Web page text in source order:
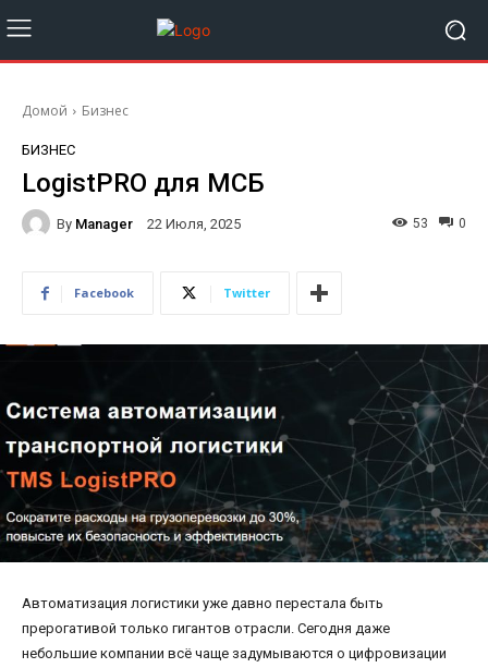
Домой Бизнес
БИЗНЕС
LogistPRO для МСБ
By Manager 22 Июля, 2025 0
53
Facebook Twitter
Автоматизация логистики уже давно перестала быть
прерогативой только гигантов отрасли. Сегодня даже
небольшие компании всё чаще задумываются о цифровизации